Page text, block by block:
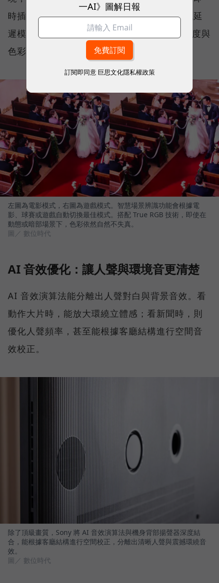
時插幀消除動態殘影、玩遊戲時自動切換至低延
遲模式。在不同場景轉換時，True RGB 讓亮度與
色彩對比表現依然精準自然。
左圖為電影模式，右圖為遊戲模式。智慧場景辨識功能會根據電
影、球賽或遊戲自動切換最佳模式。搭配 True RGB 技術，即使在
動態或暗部場景下，色彩依然自然不失真。
圖／ 數位時代
AI 音效優化：讓人聲與環境音更清楚
AI 音效演算法能分離出人聲對白與背景音效。看
動作大片時，能放大環繞立體感；看新聞時，則
優化人聲頻率，甚至能根據客廳結構進行空間音
效校正。
除了頂級畫質，Sony 將 AI 音效演算法與機身背部揚聲器深度結
合，能根據客廳結構進行空間校正，分離出清晰人聲與震撼環繞音
效。
圖／ 數位時代
一AI》圖解日報
訂閱即同意 巨思文化隱私權政策